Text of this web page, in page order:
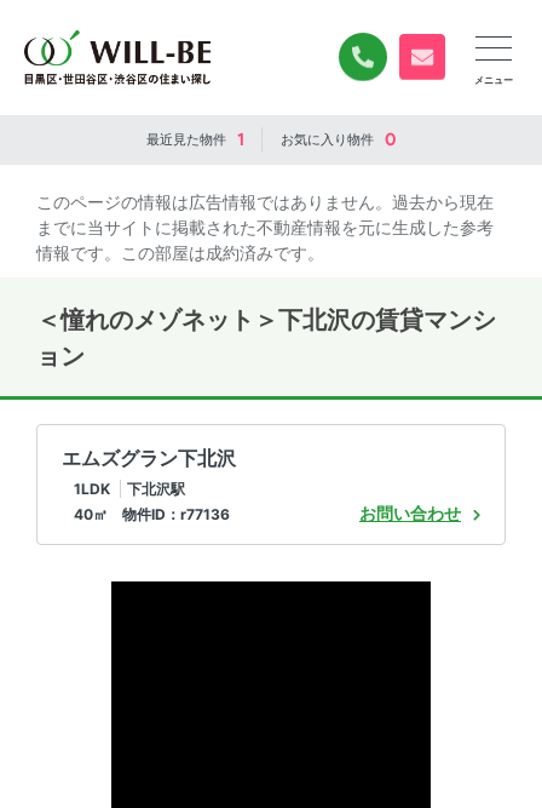
0120-840-834
無料お問い合
最近見た物件 1 お気に入り物件 0
このページの情報は広告情報ではありません。過去から現在
までに当サイトに掲載された不動産情報を元に生成した参考
情報です。この部屋は成約済みです。
＜憧れのメゾネット＞下北沢の賃貸マンシ
ョン
エムズグラン下北沢
1LDK
下北沢駅
40㎡ 物件ID：r77136
お問い合わせ